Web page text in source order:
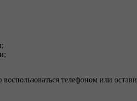
телефоном или